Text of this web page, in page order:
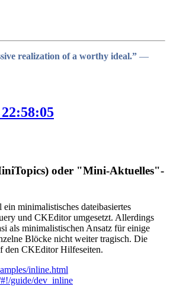
realization of a worthy ideal.” ―
oder "Mini-Aktuelles"-
minimalistisches dateibasiertes
und CKEditor umgesetzt. Allerdings
als minimalistischen Ansatz für einige
Blöcke nicht weiter tragisch. Die
den CKEditor Hilfeseiten.
inline.html
guide/dev_inline